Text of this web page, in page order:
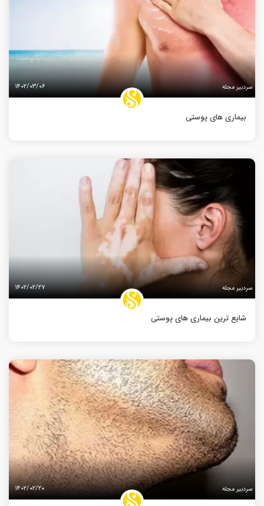
سردبیر مجله ۱۴۰۲/۰۳/۰۶
بیماری های پوستی
سردبیر مجله ۱۴۰۲/۰۲/۲۷
شایع ترین بیماری های پوستی
سردبیر مجله ۱۴۰۲/۰۲/۲۰